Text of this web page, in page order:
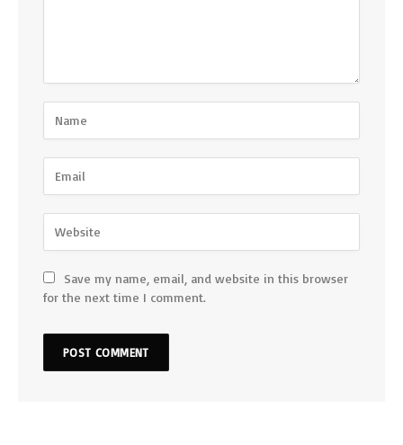
Save my name, email, and website in this browser
for the next time I comment.